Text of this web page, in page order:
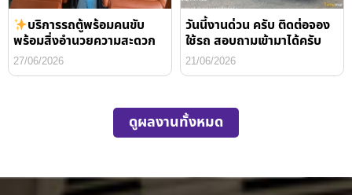
บริการรถตู้พร้อมคนขับ
พร้อมสิ่งอำนวยความสะดวก
27/06/2026
วันนี้งานด่วน ครับ ติดต่อจอง
ใช้รถ สอบถามเข้ามาได้ครับ
21/06/2026
ดูผลงานทั้งหมด